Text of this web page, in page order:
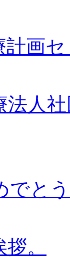
計画
法人
でと
。